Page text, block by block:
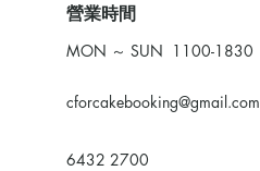
​營業時間
MON ～ SUN 1100-1830
cforcakebooking@gmail.com
6432 2700